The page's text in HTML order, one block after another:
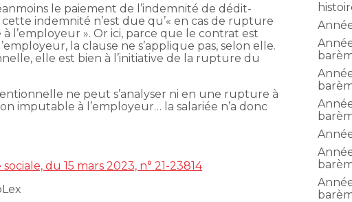
le paiement de l’indemnité de dédit-
indemnité n’est due qu’« en cas de rupture
l’employeur ». Or ici, parce que le contrat est
la clause ne s’applique pas, selon elle.
elle est bien à l’initiative de la rupture du
ne peut s’analyser ni en une rupture à
imputable à l’employeur… la salariée n’a donc
du 15 mars 2023, n° 21-23814